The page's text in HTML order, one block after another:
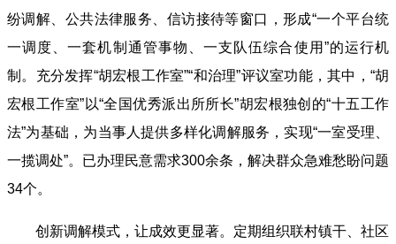
纷调解、公共法律服务、信访接待等窗口，形成“一个平台统
一调度、一套机制通管事物、一支队伍综合使用”的运行机
制。充分发挥“胡宏根工作室”“和治理”评议室功能，其中，“胡
宏根工作室”以“全国优秀派出所所长”胡宏根独创的“十五工作
法”为基础，为当事人提供多样化调解服务，实现“一室受理、
一揽调处”。已办理民意需求300余条，解决群众急难愁盼问题
34个。
创新调解模式，让成效更显著。定期组织联村镇干、社区